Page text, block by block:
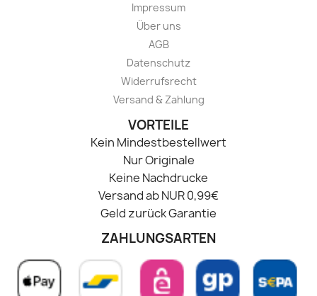
Impressum
Über uns
AGB
Datenschutz
Widerrufsrecht
Versand & Zahlung
VORTEILE
Kein Mindestbestellwert
Nur Originale
Keine Nachdrucke
Versand ab NUR 0,99€
Geld zurück Garantie
ZAHLUNGSARTEN